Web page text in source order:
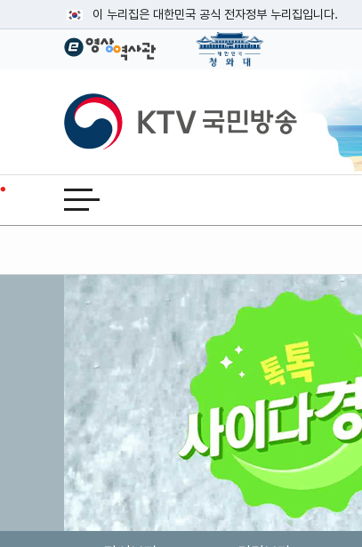
이 누리집은 대한민국 공식 전자정부 누리집입니다.
공식 누리집 주소 확인하기
이밖에 or.kr 또는 .kr등 다른 도메인 주소를 사용하고 있
운영중인 공식 누리집보기
KTV국민방송
전체메뉴 열기